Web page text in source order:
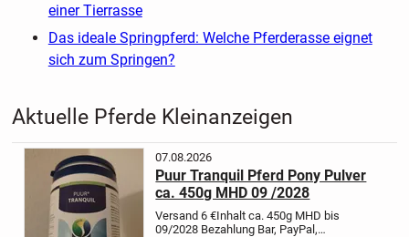
einer Tierrasse
Das ideale Springpferd: Welche Pferderasse eignet
sich zum Springen?
Aktuelle Pferde Kleinanzeigen
07.08.2026
Puur Tranquil Pferd Pony Pulver
ca. 450g MHD 09 /2028
Versand 6 €Inhalt ca. 450g MHD bis
09/2028 Bezahlung Bar, PayPal,